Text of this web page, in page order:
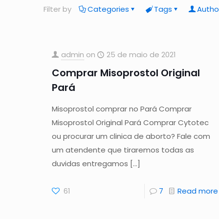
Filter by Categories Tags
admin on 25 de maio de 2021
Comprar Misoprostol Original
Pará
Misoprostol comprar no Pará Comprar
Misoprostol Original Pará Comprar Cytotec
ou procurar um clinica de aborto? Fale com
um atendente que tiraremos todas as
duvidas entregamos […]
61 7 Read more